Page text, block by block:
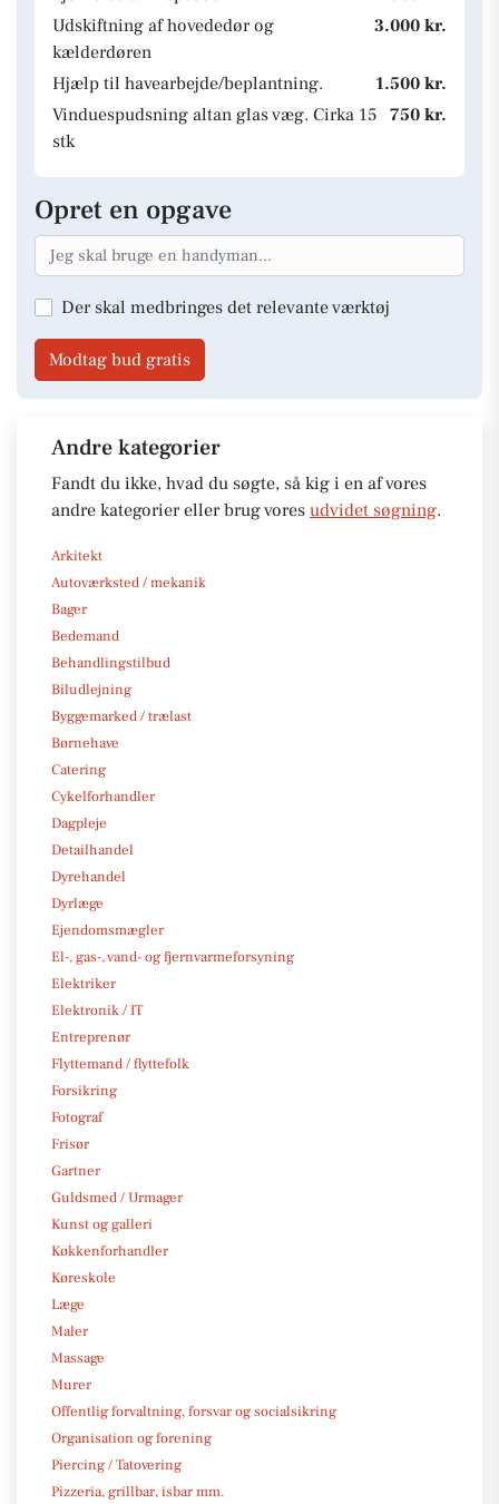
Udskiftning af hovededør og
kælderdøren
3.000 kr.
Hjælp til havearbejde/beplantning.
1.500 kr.
Vinduespudsning altan glas væg. Cirka 15
stk
750 kr.
Opret en opgave
Der skal medbringes det relevante værktøj
Modtag bud gratis
Andre kategorier
Fandt du ikke, hvad du søgte, så kig i en af vores
andre kategorier eller brug vores udvidet søgning.
Arkitekt
Autoværksted / mekanik
Bager
Bedemand
Behandlingstilbud
Biludlejning
Byggemarked / trælast
Børnehave
Catering
Cykelforhandler
Dagpleje
Detailhandel
Dyrehandel
Dyrlæge
Ejendomsmægler
El-, gas-, vand- og fjernvarmeforsyning
Elektriker
Elektronik / IT
Entreprenør
Flyttemand / flyttefolk
Forsikring
Fotograf
Frisør
Gartner
Guldsmed / Urmager
Kunst og galleri
Køkkenforhandler
Køreskole
Læge
Maler
Massage
Murer
Offentlig forvaltning, forsvar og socialsikring
Organisation og forening
Piercing / Tatovering
Pizzeria, grillbar, isbar mm.